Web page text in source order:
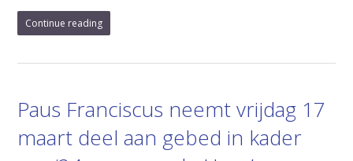
Continue reading
Paus Franciscus neemt vrijdag 17
maart deel aan gebed in kader